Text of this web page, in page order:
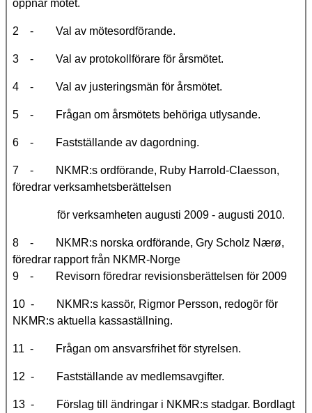
öppnar mötet.
2 - Val av mötesordförande.
3 - Val av protokollförare för årsmötet.
4 - Val av justeringsmän för årsmötet.
5 - Frågan om årsmötets behöriga utlysande.
6 - Fastställande av dagordning.
7 -
NKMR:s ordförande, Ruby Harrold-Claesson,
föredrar verksamhetsberättelsen
för verksamheten augusti 2009 - augusti 2010.
8 - NKMR:s norska ordförande, Gry Scholz Nærø,
föredrar rapport från NKMR-Norge
9 - Revisorn föredrar revisionsberättelsen för 2009
10 - NKMR:s kassör, Rigmor Persson, redogör för
NKMR:s aktuella kassaställning.
11 - Frågan om ansvarsfrihet för styrelsen.
12 - Fastställande av medlemsavgifter.
13 - Förslag till ändringar i NKMR:s stadgar. Bordlagt